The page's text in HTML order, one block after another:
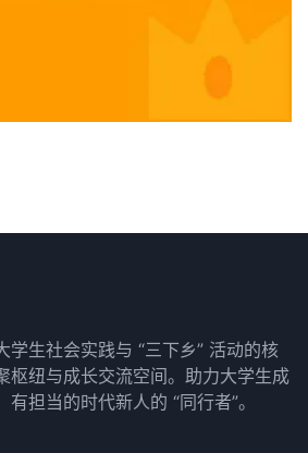
学生社会实践与 “三下乡” 活动的核
枢纽与成长交流空间。助力大学生成
担当的时代新人的 “同行者”。